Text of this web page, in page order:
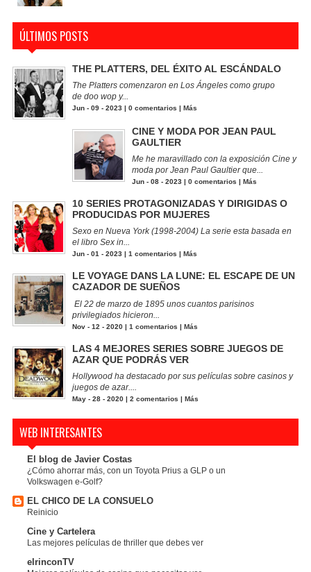
ÚLTIMOS POSTS
THE PLATTERS, DEL ÉXITO AL ESCÁNDALO
The Platters comenzaron en Los Ángeles como grupo
de doo wop y...
Jun - 09 - 2023 | 0 comentarios | Más
CINE Y MODA POR JEAN PAUL
GAULTIER
Me he maravillado con la exposición Cine y
moda por Jean Paul Gaultier que...
Jun - 08 - 2023 | 0 comentarios | Más
10 SERIES PROTAGONIZADAS Y DIRIGIDAS O
PRODUCIDAS POR MUJERES
Sexo en Nueva York (1998-2004) La serie esta basada en
el libro Sex in...
Jun - 01 - 2023 | 1 comentarios Más
LE VOYAGE DANS LA LUNE: EL ESCAPE DE UN
CAZADOR DE SUEÑOS
El 22 de marzo de 1895 unos cuantos parisinos
privilegiados hicieron...
Nov - 12 - 2020 | 1 comentarios | Más
LAS 4 MEJORES SERIES SOBRE JUEGOS DE
AZAR QUE PODRÁS VER
Hollywood ha destacado por sus películas sobre casinos y
juegos de azar....
May - 28 - 2020 | 2 comentarios | Más
WEB INTERESANTES
El blog de Javier Costas
¿Cómo ahorrar más, con un Toyota Prius a GLP o un
Volkswagen e-Golf?
EL CHICO DE LA CONSUELO
Reinicio
Cine y Cartelera
Las mejores películas de thriller que debes ver
elrinconTV